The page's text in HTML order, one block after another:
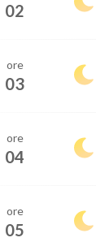
02
ore
03
ore
04
ore
05